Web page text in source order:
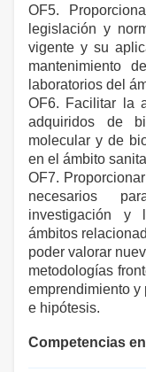
OF5.
legislación y
vigente y su
mantenimiento
laboratorios del
OF6. Facilitar la
adquiridos de
molecular y de
en el ámbito
OF7.
necesarios
investigación y
ámbitos
poder valorar
metodologías
emprendimiento y
e hipótesis.
Competencias